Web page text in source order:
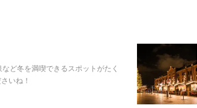
ど冬を満喫できるスポットがたく
いね！